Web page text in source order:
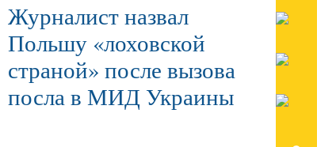
Журналист назвал
Польшу «лоховской
страной» после вызова
посла в МИД Украины